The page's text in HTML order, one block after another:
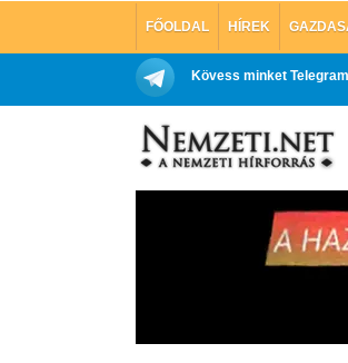
FŐOLDAL HÍREK
Kövess minket